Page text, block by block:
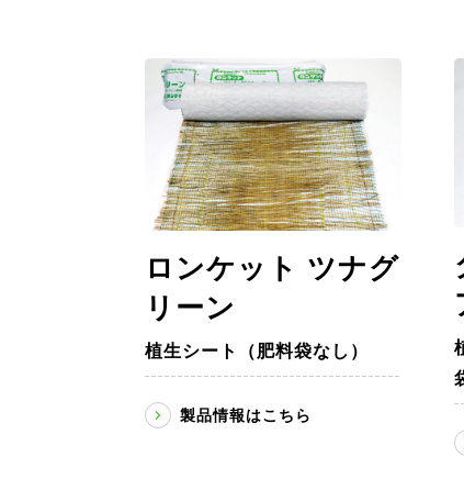
ロンケット ツナグ
リーン
植生シート（肥料袋なし）
製品情報はこちら